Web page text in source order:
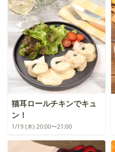
猫耳ロールチキンでキュ
ン！
1/19 (木) 20:00〜21:00